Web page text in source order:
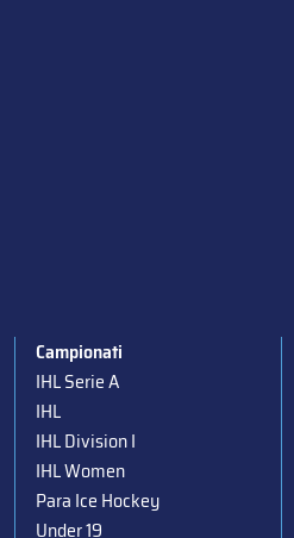
Campionati
IHL Serie A
IHL
IHL Division I
IHL Women
Para Ice Hockey
Under 19